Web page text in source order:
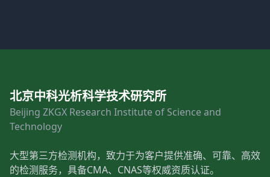
北京中科光析科学技术研究所
Beijing ZKGX Research Institute of Science and
Technology
大型第三方检测机构，致力于为客户提供准确、可靠、高效
的检测服务，具备CMA、CNAS等权威资质认证。